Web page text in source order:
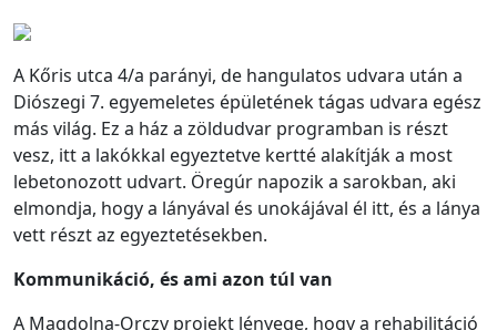
A Kőris utca 4/a parányi, de hangulatos udvara után a
Diószegi 7. egyemeletes épületének tágas udvara egész
más világ. Ez a ház a zöldudvar programban is részt
vesz, itt a lakókkal egyeztetve kertté alakítják a most
lebetonozott udvart. Öregúr napozik a sarokban, aki
elmondja, hogy a lányával és unokájával él itt, és a lánya
vett részt az egyeztetésekben.
Kommunikáció, és ami azon túl van
A Magdolna-Orczy projekt lényege, hogy a rehabilitáció